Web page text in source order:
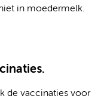
in moedermelk.
de vaccinaties voor